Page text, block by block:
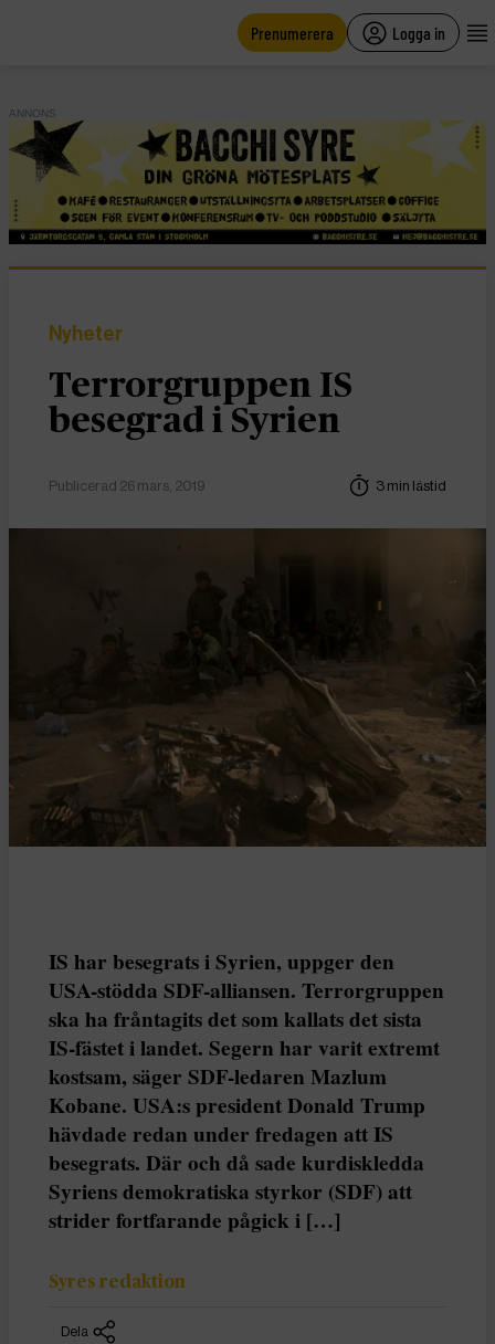
Prenumerera Logga in
ANNONS
Nyheter
Terrorgruppen IS
besegrad i Syrien
Publicerad 26 mars, 2019 3 min lästid
IS har besegrats i Syrien, uppger den
USA-stödda SDF-alliansen. Terrorgruppen
ska ha fråntagits det som kallats det sista
IS-fästet i landet. Segern har varit extremt
kostsam, säger SDF-ledaren Mazlum
Kobane. USA:s president Donald Trump
hävdade redan under fredagen att IS
besegrats. Där och då sade kurdiskledda
Syriens demokratiska styrkor (SDF) att
strider fortfarande pågick i […]
Syres redaktion
Dela